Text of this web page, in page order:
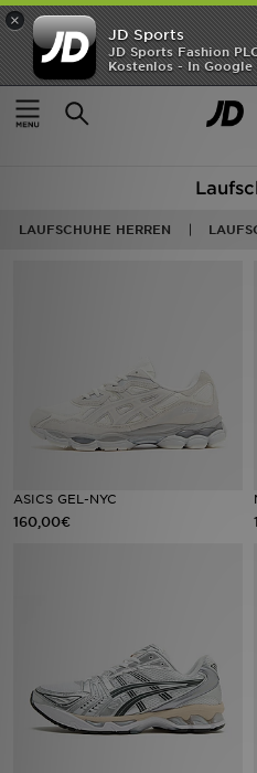
×
JD Sports
JD Sports Fashion
Kostenlos - In Google
Home
Running - Schuhe
199 Produkte
LAUFSCHUHE HERREN
ASICS GEL-NYC
160,00€
ANGEBOTE
Neuheiten
Kinder
Sport
Lade die APP
Geschenkgutschein